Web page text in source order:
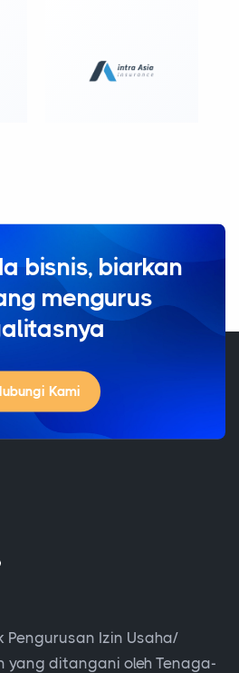
bisnis, biarkan
mengurus
Kami
Izin Usaha/
yang ditangani oleh Tenaga-